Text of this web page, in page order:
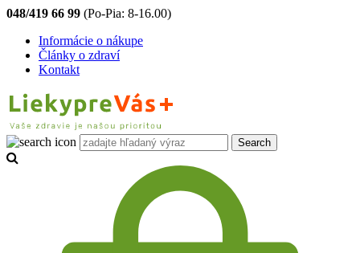
048/419 66 99 (Po-Pia: 8-16.00)
Informácie o nákupe
Články o zdraví
Kontakt